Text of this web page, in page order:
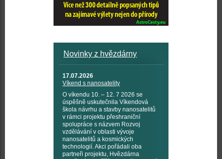
Novinky z hvězdárny
17.07.2026
Víkend s nanosatelity
O víkendu 10. – 12. 7 2026 se
úspěšně uskutečnila Víkendová
škola návrhu a stavby nanosatelitů
v rámci projektu přeshraniční
spolupráce s názvem Rozvoj
vzdělávání v oblasti vývoje
nanosatelitů a kosmických
technologií. Akci pořádali oba
partneři projektu, Hvězdárna